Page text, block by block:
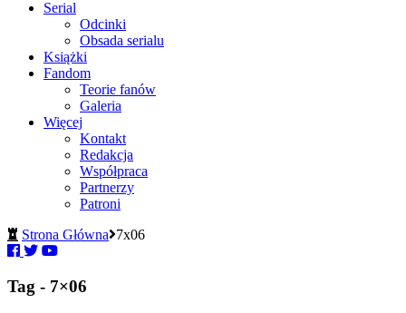
Serial
Odcinki
Obsada serialu
Książki
Fandom
Teorie fanów
Galeria
Więcej
Kontakt
Redakcja
Współpraca
Partnerzy
Patroni
Strona Główna 7x06
Tag - 7×06